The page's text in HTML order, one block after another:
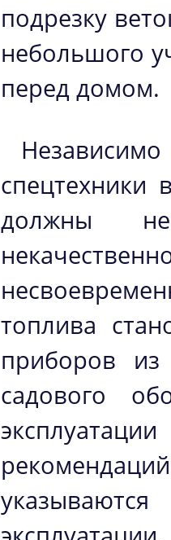
подрезку
небольшого
перед домом.
спецтехники
должны
топлива
приборов из
садового